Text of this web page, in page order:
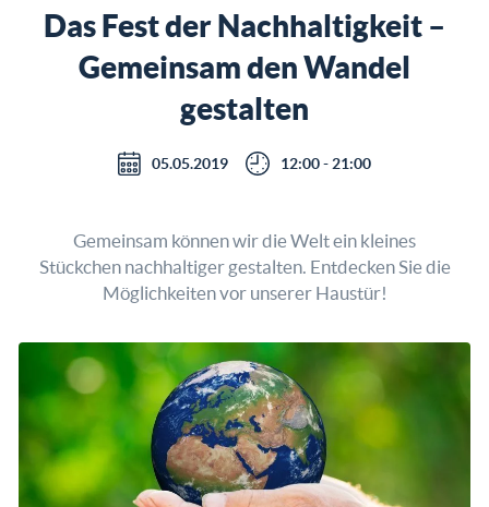
Das Fest der Nachhaltigkeit –
Gemeinsam den Wandel
gestalten
05.05.2019 12:00 - 21:00
Gemeinsam können wir die Welt ein kleines
Stückchen nachhaltiger gestalten. Entdecken Sie die
Möglichkeiten vor unserer Haustür!